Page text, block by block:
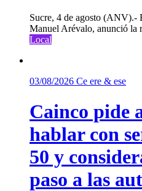
Sucre, 4 de agosto (ANV).-
Manuel Arévalo, anunció la
Local
03/08/2026 Ce ere & ese
Cainco pide
hablar con
50 y
paso a las